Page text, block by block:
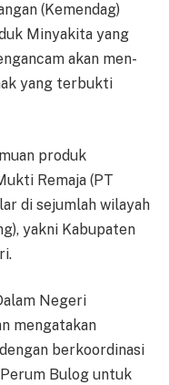
(Kemendag)
Min­yakita yang
akan men­
yang terbukti
produk
Remaja (PT
di sejumlah wilayah
yakni Kabupaten
Negeri
me­ng­a­ta­kan
berkoordinasi
Bulog untuk